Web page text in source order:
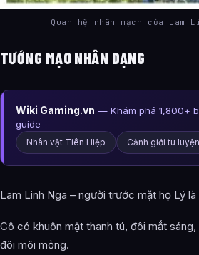
Quan hệ nhân mạch của
TƯỚNG MẠO NHÂN DẠNG
Wiki Gaming.vn — Khám phá 1,800+
guide
Nhân vật Tiên Hiệp Cảnh giới tu luyện
Lam Linh Nga – người trước mặt họ Lý
Cô có khuôn mặt thanh tú, đôi mắt
đôi môi mỏng.